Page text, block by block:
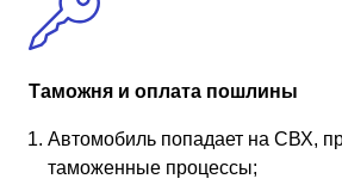
Таможня и оплата пошлины
Автомобиль попадает на СВХ,
таможенные процессы;